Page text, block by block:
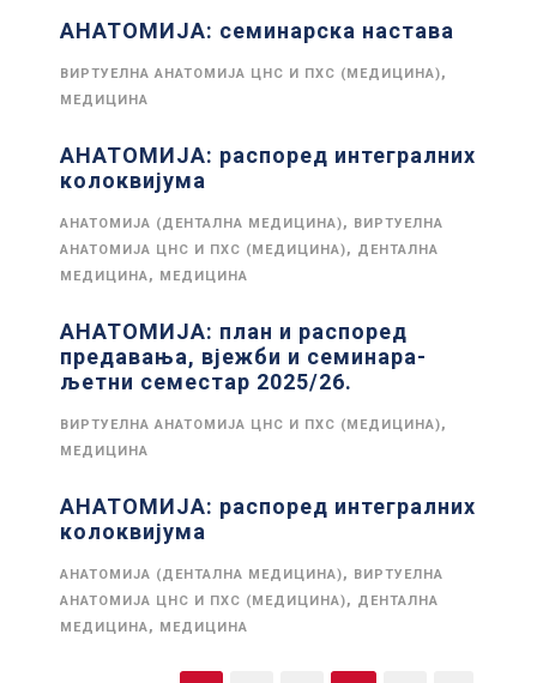
АНАТОМИЈА: семинарска настава
ВИРТУЕЛНА АНАТОМИЈА ЦНС И ПХС (МЕДИЦИНА),
МЕДИЦИНА
АНАТОМИЈА: распоред интегралних
колоквијума
АНАТОМИЈА (ДЕНТАЛНА МЕДИЦИНА), ВИРТУЕЛНА
АНАТОМИЈА ЦНС И ПХС (МЕДИЦИНА), ДЕНТАЛНА
МЕДИЦИНА, МЕДИЦИНА
АНАТОМИЈА: план и распоред
предавања, вјежби и семинара-
љетни семестар 2025/26.
ВИРТУЕЛНА АНАТОМИЈА ЦНС И ПХС (МЕДИЦИНА),
МЕДИЦИНА
АНАТОМИЈА: распоред интегралних
колоквијума
АНАТОМИЈА (ДЕНТАЛНА МЕДИЦИНА), ВИРТУЕЛНА
АНАТОМИЈА ЦНС И ПХС (МЕДИЦИНА), ДЕНТАЛНА
МЕДИЦИНА, МЕДИЦИНА